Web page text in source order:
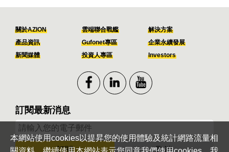
關於AZION 雲端聯合戰艦
解決方案
產品資訊
Gufonet專區
企業永續發展
新聞媒體
投資人專區 Investors
訂閱最新消息
訂閱 取消
本網站使用cookies以提昇您的使用體驗及統計網路流量相